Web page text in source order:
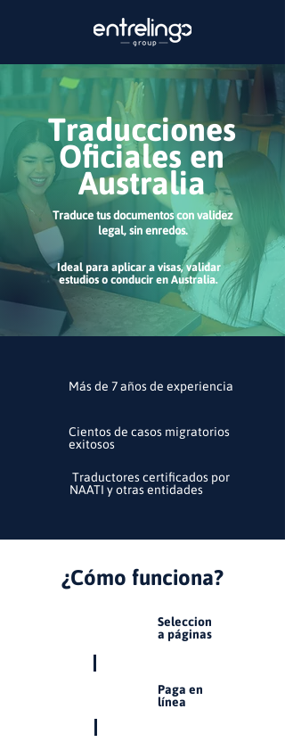
Traducciones
Oficiales en
Australia
Traduce tus documentos con validez
legal, sin enredos.
Ideal para aplicar a visas, validar
estudios o conducir en Australia.
Más de 7 años de experiencia
Cientos de casos migratorios
exitosos
Traductores certificados por
NAATI y otras entidades
¿Cómo funciona?
Seleccion
a páginas
Paga en
línea